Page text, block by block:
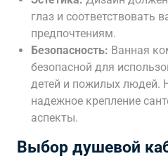
глаз и соответствовать
предпочтениям.
Безопасность: Ванная
безопасной для
детей и пожилых людей.
надежное крепление
аспекты.
Выбор душевой